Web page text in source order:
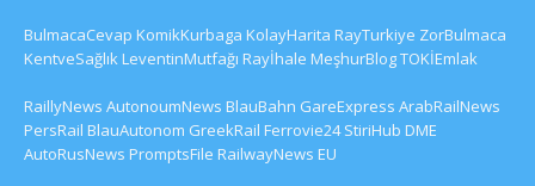
BulmacaCevap KomikKurbaga KolayHarita RayTurkiye ZorBulmaca
KentveSağlıkLeventinMutfağı Rayİhale MeşhurBlogTOKİEmlak
RaillyNews AutonoumNews BlauBahn GareExpress ArabRailNews
PersRail BlauAutonom GreekRail Ferrovie24 StiriHub DME
AutoRusNews PromptsFile RailwayNews EU